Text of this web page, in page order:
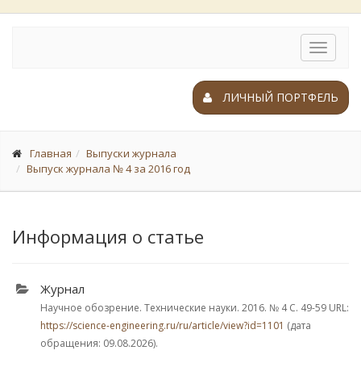
Toggle
ЛИЧНЫЙ ПОРТФЕЛЬ
Главная
Выпуски журнала
Выпуск журнала № 4 за 2016 год
Информация о статье
Журнал
Научное обозрение. Технические науки. 2016. № 4С. 49-59 URL:
https://science-engineering.ru/ru/article/view?id=1101 (дата
обращения: 09.08.2026).